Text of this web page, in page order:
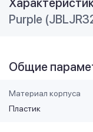
Purple
Общие
Материал корпуса
Пластик